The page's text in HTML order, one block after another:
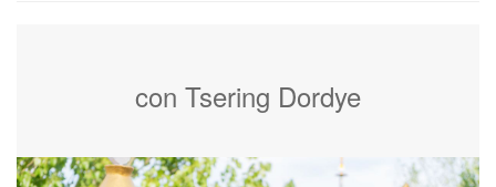
con Tsering Dordye